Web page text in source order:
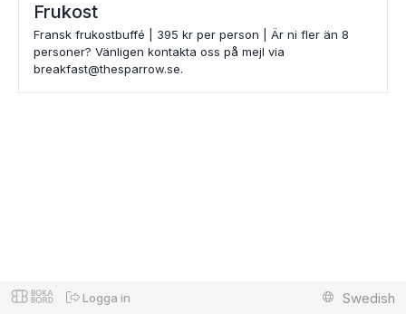
Frukost
Fransk frukostbuffé | 395 kr per person | Är ni fler än 8
personer? Vänligen kontakta oss på mejl via
breakfast@thesparrow.se.
Logga in Swedish